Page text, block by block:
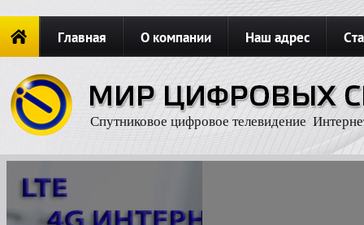
Главная О компании Наш адрес
Новости Карта сайта
Спутниковое цифровое телевидение